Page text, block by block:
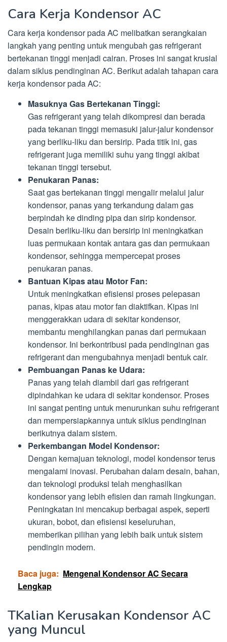
Cara Kerja Kondensor AC
Cara kerja kondensor pada AC melibatkan serangkaian
langkah yang penting untuk mengubah gas refrigerant
bertekanan tinggi menjadi cairan. Proses ini sangat krusial
dalam siklus pendinginan AC. Berikut adalah tahapan cara
kerja kondensor pada AC:
Masuknya Gas Bertekanan Tinggi:
Gas refrigerant yang telah dikompresi dan berada
pada tekanan tinggi memasuki jalur-jalur kondensor
yang berliku-liku dan bersirip. Pada titik ini, gas
refrigerant juga memiliki suhu yang tinggi akibat
tekanan tinggi tersebut.
Penukaran Panas:
Saat gas bertekanan tinggi mengalir melalui jalur
kondensor, panas yang terkandung dalam gas
berpindah ke dinding pipa dan sirip kondensor.
Desain berliku-liku dan bersirip ini meningkatkan
luas permukaan kontak antara gas dan permukaan
kondensor, sehingga mempercepat proses
penukaran panas.
Bantuan Kipas atau Motor Fan:
Untuk meningkatkan efisiensi proses pelepasan
panas, kipas atau motor fan diaktifkan. Kipas ini
menggerakkan udara di sekitar kondensor,
membantu menghilangkan panas dari permukaan
kondensor. Ini berkontribusi pada pendinginan gas
refrigerant dan mengubahnya menjadi bentuk cair.
Pembuangan Panas ke Udara:
Panas yang telah diambil dari gas refrigerant
dipindahkan ke udara di sekitar kondensor. Proses
ini sangat penting untuk menurunkan suhu refrigerant
dan mempersiapkannya untuk siklus pendinginan
berikutnya dalam sistem.
Perkembangan Model Kondensor:
Dengan kemajuan teknologi, model kondensor terus
mengalami inovasi. Perubahan dalam desain, bahan,
dan teknologi produksi telah menghasilkan
kondensor yang lebih efisien dan ramah lingkungan.
Peningkatan ini mencakup berbagai aspek, seperti
ukuran, bobot, dan efisiensi keseluruhan,
memberikan pilihan yang lebih baik untuk sistem
pendingin modern.
Baca juga: Mengenal Kondensor AC Secara
Lengkap
TKalian Kerusakan Kondensor AC
yang Muncul